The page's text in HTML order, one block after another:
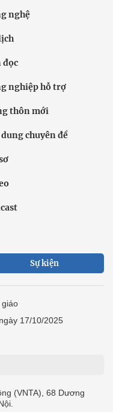
nghệ
đọc
nghiệp hỗ trợ
thôn mới
chuyên đề
Sự kiện
giáo
17/10/2025
(VNTA), 68 Dương